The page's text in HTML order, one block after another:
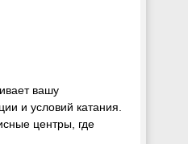
вашу
и условий катания.
центры, где